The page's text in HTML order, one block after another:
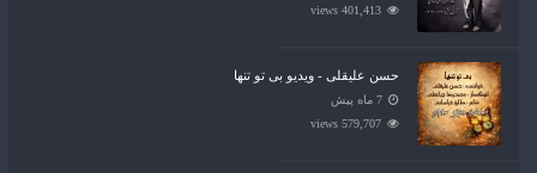
401,413 views
حسن علیقلی - ویدیو بی تو تنها
7 ماه پیش
579,707 views